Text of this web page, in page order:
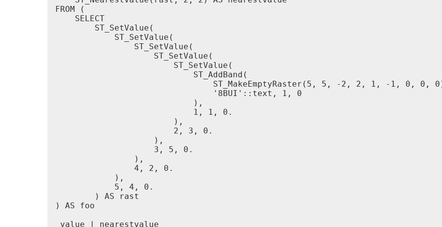
FROM (
    SELECT
        ST_SetValue(
            ST_SetValue(
                ST_SetValue(
                    ST_SetValue(
                        ST_SetValue(
                            ST_AddBand(
ST_MakeEmptyRaster(5, 5, -2, 2, 1, -1, 0, 0,
                                '8BUI'::text, 1, 0
                            ),
                            1, 1, 0.
                        ),
                        2, 3, 0.
                    ),
                    3, 5, 0.
                ),
                4, 2, 0.
            ),
            5, 4, 0.
        ) AS rast
) AS foo
value | nearestvalue